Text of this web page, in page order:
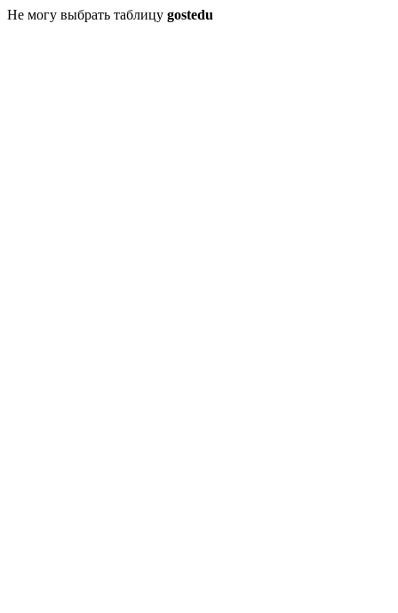
Не могу выбрать таблицу gostedu